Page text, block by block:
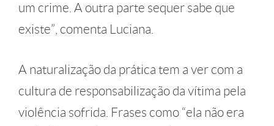
um crime. A outra parte sequer sabe que
existe”, comenta Luciana.
A naturalização da prática tem a ver com a
cultura de responsabilização da vítima pela
violência sofrida. Frases como “ela não era